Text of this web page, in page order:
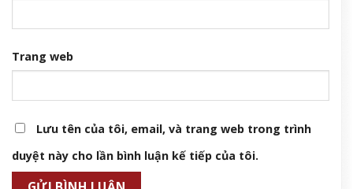
Trang web
Lưu tên của tôi, email, và trang web trong trình
duyệt này cho lần bình luận kế tiếp của tôi.